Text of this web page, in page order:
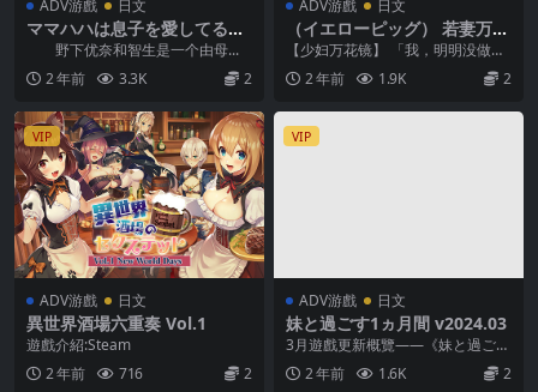
ADV游戲 日文
ママハハは息子を愛してる！
2 ～ママがぜーんぶ教えてあ
げる♪優奈ママの甘やかし射
精性活～
野下优奈和智生是一个由母...
2 年前
3.3K 2
ADV游戲 日文
（イエローピッグ） 若妻万華
鏡
【少妇万花镜】 「我，明明没做坏
事…」一切都始于被无端指控的顺
助。彻底追问一个年...
2 年前 1.9K 2
VIP
ADV游戲 日文
異世界酒場六重奏 Vol.1
遊戲介紹:Steam
2 年前
716 2
VIP
ADV游戲 日文
妹と過ごす1ヵ月間 v2024.03
3月遊戲更新概覽——《妹と過ごす
1ヵ月間》的新篇章 今天我將為大
家帶來成人遊戲《...
2 年前 1.6K 2